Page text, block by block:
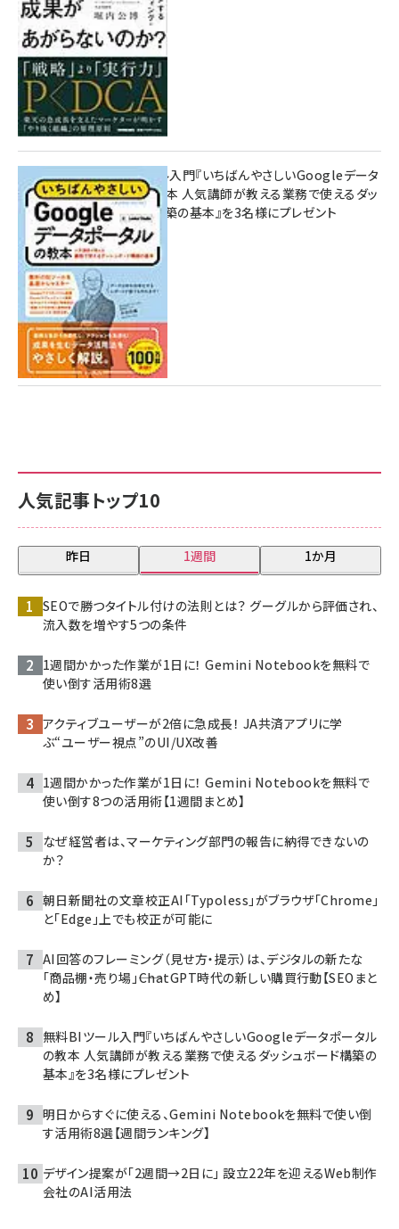
人気記事トップ10
昨日 1週間 1か月
SEOで勝つタイトル付けの法則とは？ グーグルから評価され、
流入数を増やす5つの条件
1週間かかった作業が1日に！ Gemini Notebookを無料で
使い倒す活用術8選
アクティブユーザーが2倍に急成長！ JA共済アプリに学
ぶ“ユーザー視点”のUI/UX改善
1週間かかった作業が1日に！ Gemini Notebookを無料で
使い倒す8つの活用術【1週間まとめ】
なぜ経営者は、マーケティング部門の報告に納得できないの
か？
朝日新聞社の文章校正AI「Typoless」がブラウザ「Chrome」
と「Edge」上でも校正が可能に
AI回答のフレーミング（見せ方・提示）は、デジタルの新たな
「商品棚・売り場」――ChatGPT時代の新しい購買行動【SEOまと
め】
無料BIツール入門『いちばんやさしいGoogleデータポータル
の教本 人気講師が教える業務で使えるダッシュボード構築の
基本』を3名様にプレゼント
明日からすぐに使える、Gemini Notebookを無料で使い倒
す活用術8選【週間ランキング】
デザイン提案が「2週間→2日に」 設立22年を迎えるWeb制作
会社のAI活用法
無料BIツール入門『いちばんやさしいGoogleデータ
ポータルの教本 人気講師が教える業務で使えるダッ
シュボード構築の基本』を3名様にプレゼント
7月31日 10:00